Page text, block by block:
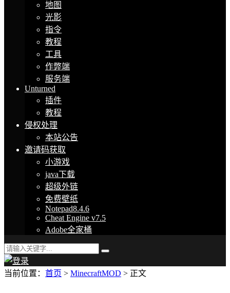
地图
光影
指令
教程
工具
作弊端
服务端
Unturned
插件
教程
侵权处理
本站公告
邀请码获取
小游戏
java下载
超级外链
免费壁纸
Notepad8.4.6
Cheat Engine v7.5
Adobe全家桶
当前位置： 首页 > MinecraftMOD > 正文